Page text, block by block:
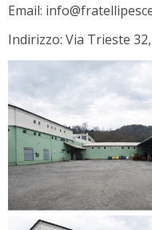
Email:
Indirizzo: Via Trieste